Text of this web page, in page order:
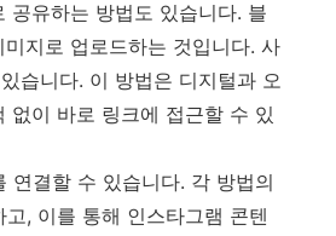
공유하는 방법도 있습니다. 블
지로 업로드하는 것입니다. 사
습니다. 이 방법은 디지털과 오
없이 바로 링크에 접근할 수 있
연결할 수 있습니다. 각 방법의
, 이를 통해 인스타그램 콘텐